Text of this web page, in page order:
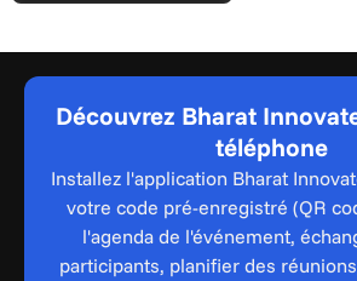
Découvrez Bharat
téléphone
Installez l'application Bharat
votre code pré-enregistré (QR
l'agenda de l'événement,
participants, planifier des